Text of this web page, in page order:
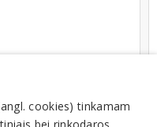
cookies) tinkamam